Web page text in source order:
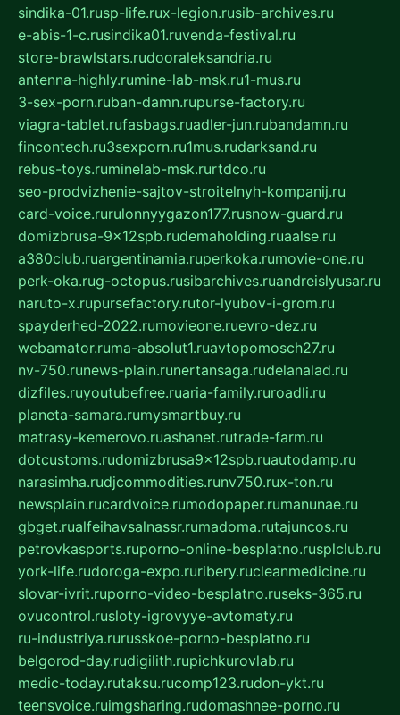
sindika-01.rusp-life.rux-legion.rusib-archives.ru
e-abis-1-c.rusindika01.ruvenda-festival.ru
store-brawlstars.rudooraleksandria.ru
antenna-highly.rumine-lab-msk.ru1-mus.ru
3-sex-porn.ruban-damn.rupurse-factory.ru
viagra-tablet.rufasbags.ruadler-jun.rubandamn.ru
fincontech.ru3sexporn.ru1mus.rudarksand.ru
rebus-toys.ruminelab-msk.rurtdco.ru
seo-prodvizhenie-sajtov-stroitelnyh-kompanij.ru
card-voice.rurulonnyygazon177.rusnow-guard.ru
domizbrusa-9x12spb.rudemaholding.ruaalse.ru
a380club.ruargentinamia.ruperkoka.rumovie-one.ru
perk-oka.rug-octopus.rusibarchives.ruandreislyusar.ru
naruto-x.rupursefactory.rutor-lyubov-i-grom.ru
spayderhed-2022.rumovieone.ruevro-dez.ru
webamator.ruma-absolut1.ruavtopomosch27.ru
nv-750.runews-plain.runertansaga.rudelanalad.ru
dizfiles.ruyoutubefree.ruaria-family.ruroadli.ru
planeta-samara.rumysmartbuy.ru
matrasy-kemerovo.ruashanet.rutrade-farm.ru
dotcustoms.rudomizbrusa9x12spb.ruautodamp.ru
narasimha.rudjcommodities.runv750.rux-ton.ru
newsplain.rucardvoice.rumodopaper.rumanunae.ru
gbget.rualfeihavsalnassr.rumadoma.rutajuncos.ru
petrovkasports.ruporno-online-besplatno.rusplclub.ru
york-life.rudoroga-expo.ruribery.rucleanmedicine.ru
slovar-ivrit.ruporno-video-besplatno.ruseks-365.ru
ovucontrol.rusloty-igrovyye-avtomaty.ru
ru-industriya.rurusskoe-porno-besplatno.ru
belgorod-day.rudigilith.rupichkurovlab.ru
medic-today.rutaksu.rucomp123.rudon-ykt.ru
teensvoice.ruimgsharing.rudomashnee-porno.ru